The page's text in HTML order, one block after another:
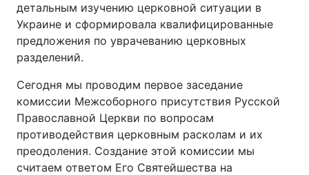
детальным изучению церковной ситуации в
Украине и сформировала квалифицированные
предложения по уврачеванию церковных
разделений.
Сегодня мы проводим первое заседание
комиссии Межсоборного присутствия Русской
Православной Церкви по вопросам
противодействия церковным расколам и их
преодоления. Создание этой комиссии мы
считаем ответом Его Святейшества на